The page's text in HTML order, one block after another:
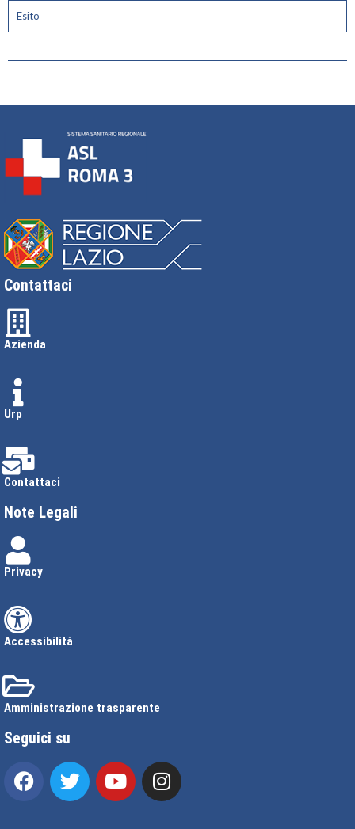
Esito
Contattaci
Azienda
Urp
Contattaci
Note Legali
Privacy
Accessibilità
Amministrazione trasparente
Seguici su